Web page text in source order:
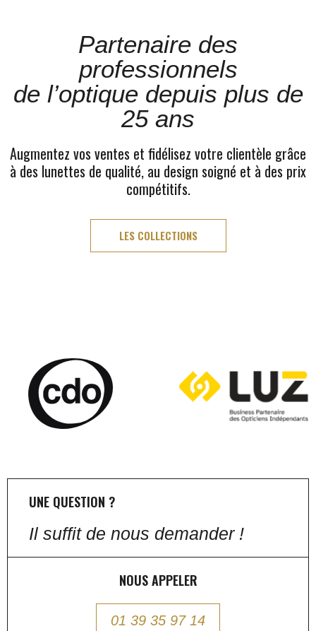
Partenaire des
professionnels
de l’optique depuis plus de
25 ans
Augmentez vos ventes et fidélisez votre clientèle grâce
à des lunettes de qualité, au design soigné et à des prix
compétitifs.
LES COLLECTIONS
UNE QUESTION ?
Il suffit de nous demander !
NOUS APPELER
01 39 35 97 14